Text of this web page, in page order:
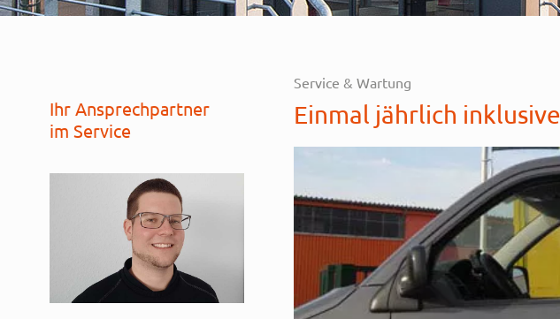
Ihr Ansprechpartner
im Service
Service & Wartung
Einmal jährlich